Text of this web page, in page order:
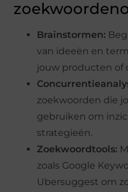
Brainstormen:
van ideeën en
jouw producten of
zoekwoorden die
gebruiken om
strategieën.
Zoekwoordtools:
zoals Google
Ubersuggest om